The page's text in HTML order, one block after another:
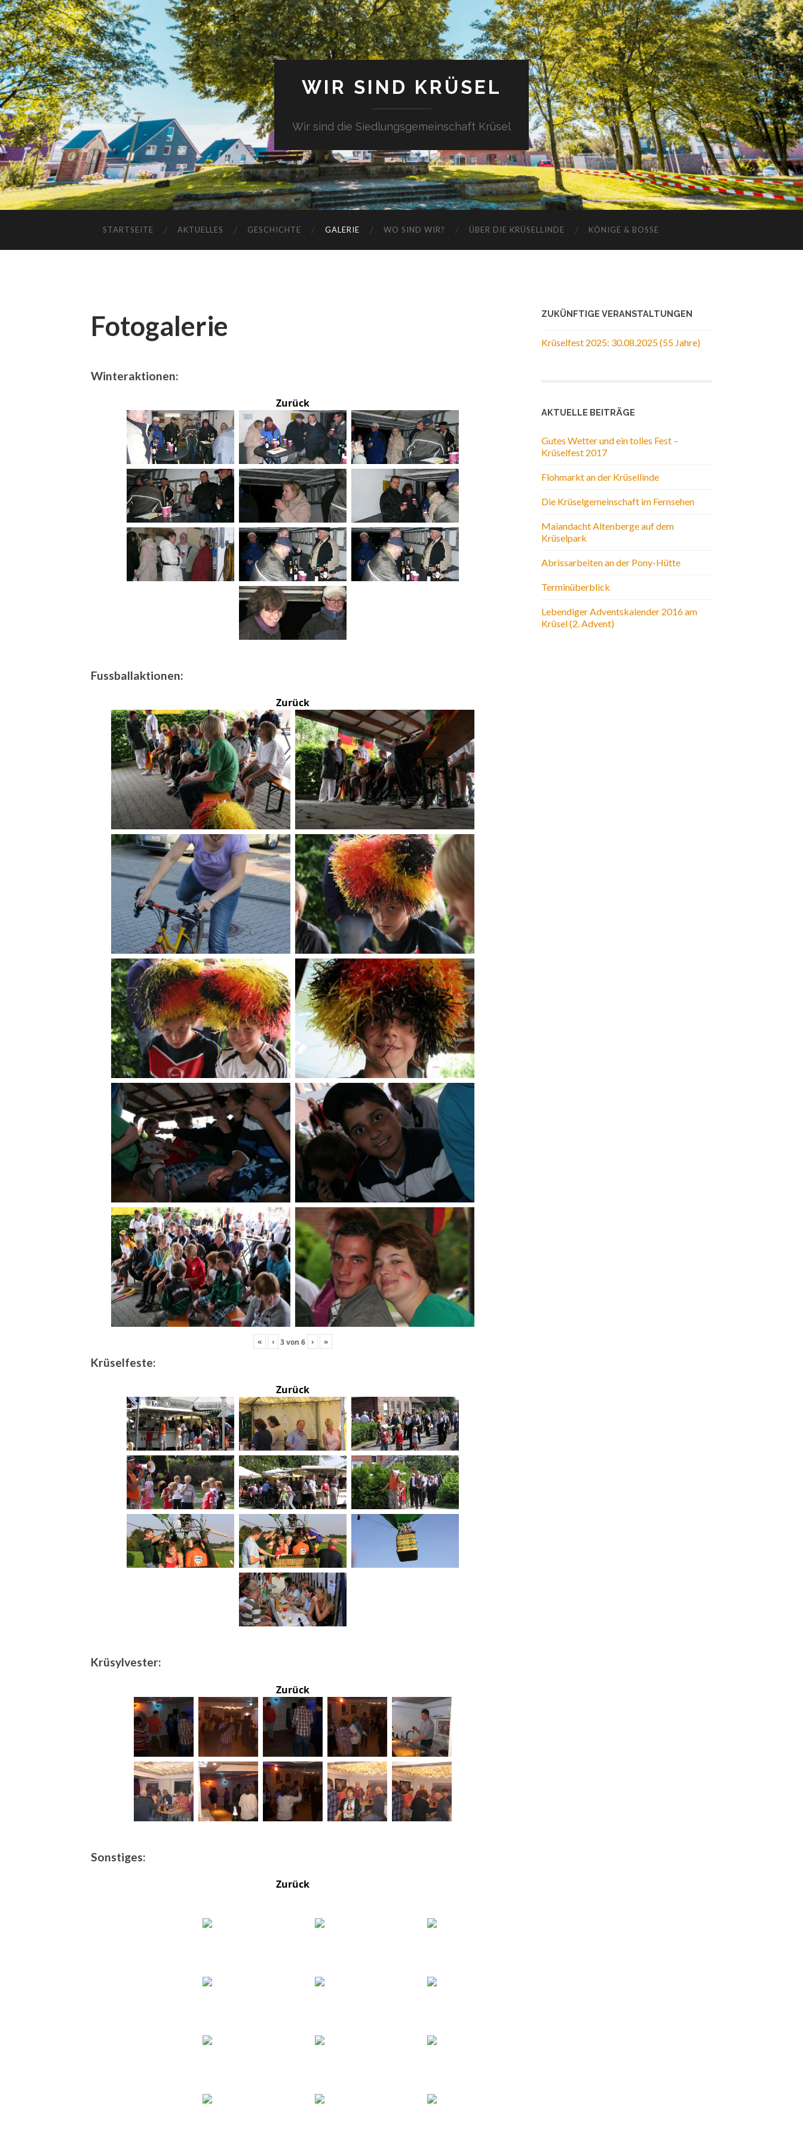
WIR SIND KRÜSEL
Wir sind die Siedlungsgemeinschaft Krüsel
STARTSEITE AKTUELLES GESCHICHTE GALERIE WO SIND WIR? ÜBER DIE KRÜSELLINDE KÖNIGE & BOSSE
Fotogalerie
Winteraktionen:
Zurück
Fussballaktionen:
Zurück
« ‹ 3von 6 › »
Krüselfeste:
Zurück
Krüsylvester:
Zurück
Sonstiges:
Zurück
ZUKÜNFTIGE VERANSTALTUNGEN
Krüselfest 2025: 30.08.2025 (55 Jahre)
AKTUELLE BEITRÄGE
Gutes Wetter und ein tolles Fest –
Krüselfest 2017
Flohmarkt an der Krüsellinde
Die Krüselgemeinschaft im Fernsehen
Maiandacht Altenberge auf dem
Krüselpark
Abrissarbeiten an der Pony-Hütte
Terminüberblick
Lebendiger Adventskalender 2016 am
Krüsel (2. Advent)